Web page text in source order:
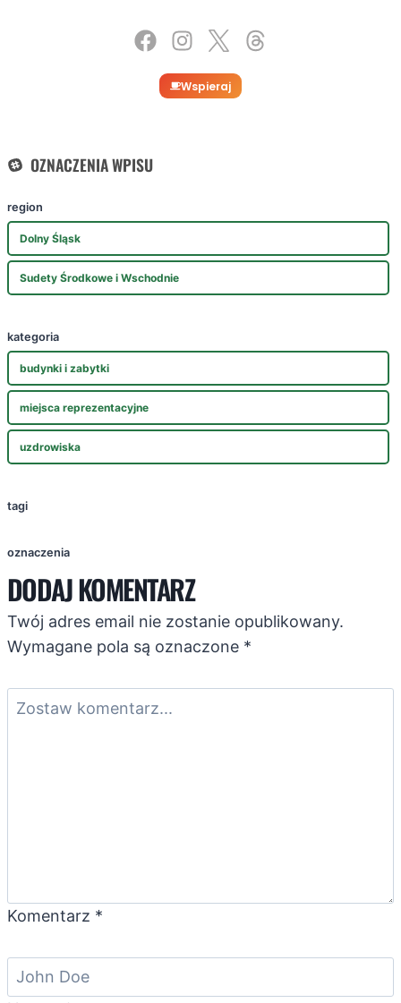
Wspieraj
OZNACZENIA WPISU
region
Dolny Śląsk
Sudety Środkowe i Wschodnie
kategoria
budynki i zabytki
miejsca reprezentacyjne
uzdrowiska
tagi
oznaczenia
DODAJ KOMENTARZ
Twój adres email nie zostanie opublikowany.
Wymagane pola są oznaczone *
Komentarz *